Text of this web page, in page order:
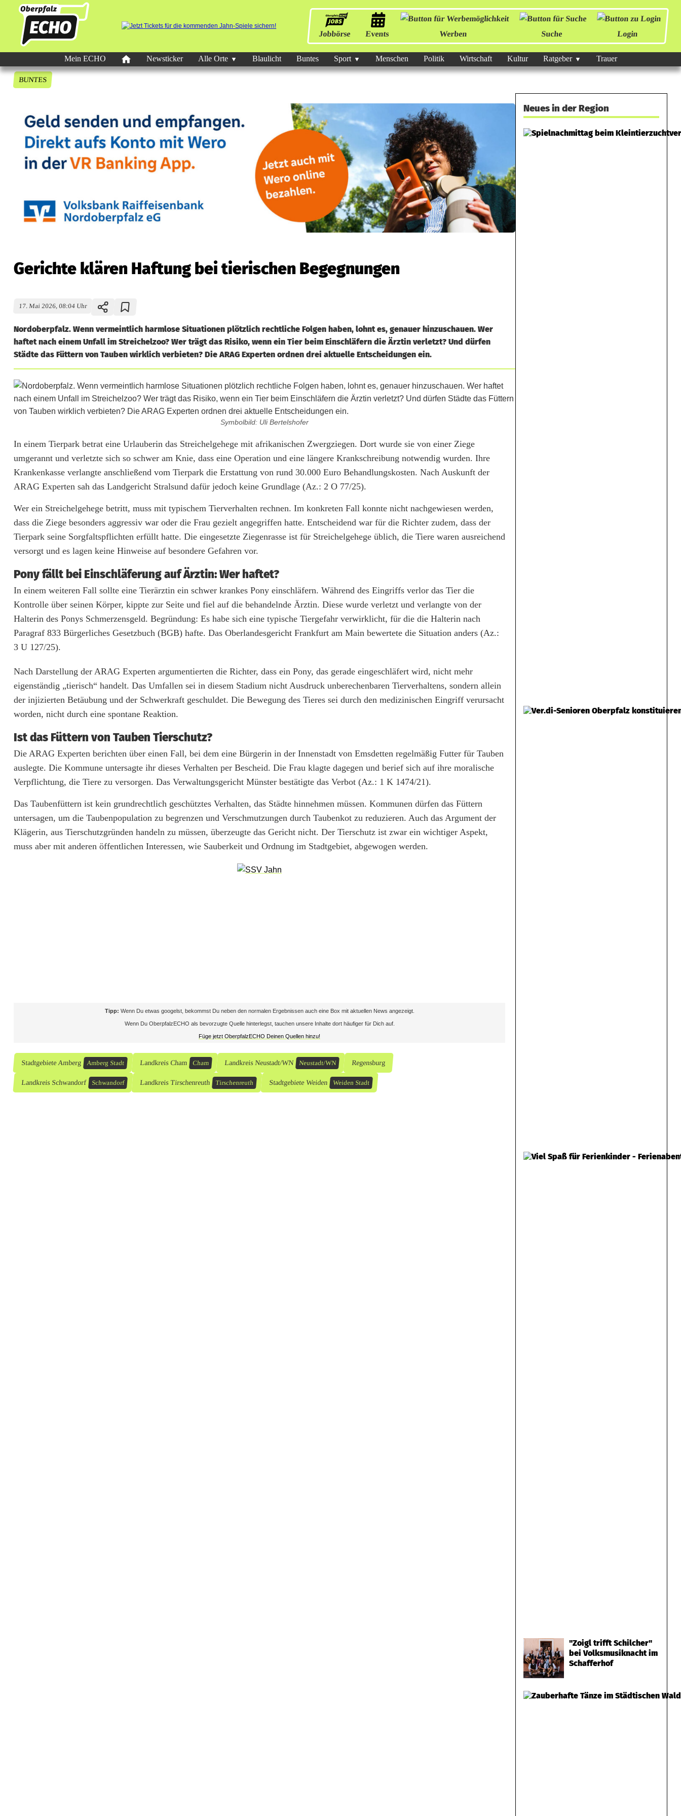
Jobbörse Events Werben Suche Login
Mein ECHO Newsticker Alle Orte Blaulicht Buntes Sport Menschen Politik Wirtschaft Kultur Ratgeber Trauer
BUNTES
Gerichte klären Haftung bei tierischen Begegnungen
17. Mai 2026, 08:04 Uhr
Nordoberpfalz. Wenn vermeintlich harmlose Situationen plötzlich rechtliche Folgen haben, lohnt es, genauer hinzuschauen. Wer
haftet nach einem Unfall im Streichelzoo? Wer trägt das Risiko, wenn ein Tier beim Einschläfern die Ärztin verletzt? Und dürfen
Städte das Füttern von Tauben wirklich verbieten? Die ARAG Experten ordnen drei aktuelle Entscheidungen ein.
Symbolbild: Uli Bertelshofer
G
e
r
i
c
h
e
k
l
ä
e
n
H
a
f
t
n
g
b
e
n
In einem Tierpark betrat eine Urlauberin das Streichelgehege mit afrikanischen Zwergziegen. Dort wurde sie von einer Ziege
umgerannt und verletzte sich so schwer am Knie, dass eine Operation und eine längere Krankschreibung notwendig wurden. Ihre
Krankenkasse verlangte anschließend vom Tierpark die Erstattung von rund 30.000 Euro Behandlungskosten. Nach Auskunft der
ARAG Experten sah das Landgericht Stralsund dafür jedoch keine Grundlage (Az.: 2 O 77/25).
Wer ein Streichelgehege betritt, muss mit typischem Tierverhalten rechnen. Im konkreten Fall konnte nicht nachgewiesen werden,
dass die Ziege besonders aggressiv war oder die Frau gezielt angegriffen hatte. Entscheidend war für die Richter zudem, dass der
Tierpark seine Sorgfaltspflichten erfüllt hatte. Die eingesetzte Ziegenrasse ist für Streichelgehege üblich, die Tiere waren ausreichend
versorgt und es lagen keine Hinweise auf besondere Gefahren vor.
Pony fällt bei Einschläferung auf Ärztin: Wer haftet?
In einem weiteren Fall sollte eine Tierärztin ein schwer krankes Pony einschläfern. Während des Eingriffs verlor das Tier die
Kontrolle über seinen Körper, kippte zur Seite und fiel auf die behandelnde Ärztin. Diese wurde verletzt und verlangte von der
Halterin des Ponys Schmerzensgeld. Begründung: Es habe sich eine typische Tiergefahr verwirklicht, für die die Halterin nach
Paragraf 833 Bürgerliches Gesetzbuch (BGB) hafte. Das Oberlandesgericht Frankfurt am Main bewertete die Situation anders (Az.:
3 U 127/25).
Nach Darstellung der ARAG Experten argumentierten die Richter, dass ein Pony, das gerade eingeschläfert wird, nicht mehr
eigenständig „tierisch“ handelt. Das Umfallen sei in diesem Stadium nicht Ausdruck unberechenbaren Tierverhaltens, sondern allein
der injizierten Betäubung und der Schwerkraft geschuldet. Die Bewegung des Tieres sei durch den medizinischen Eingriff verursacht
worden, nicht durch eine spontane Reaktion.
Ist das Füttern von Tauben Tierschutz?
Die ARAG Experten berichten über einen Fall, bei dem eine Bürgerin in der Innenstadt von Emsdetten regelmäßig Futter für Tauben
auslegte. Die Kommune untersagte ihr dieses Verhalten per Bescheid. Die Frau klagte dagegen und berief sich auf ihre moralische
Verpflichtung, die Tiere zu versorgen. Das Verwaltungsgericht Münster bestätigte das Verbot (Az.: 1 K 1474/21).
Das Taubenfüttern ist kein grundrechtlich geschütztes Verhalten, das Städte hinnehmen müssen. Kommunen dürfen das Füttern
untersagen, um die Taubenpopulation zu begrenzen und Verschmutzungen durch Taubenkot zu reduzieren. Auch das Argument der
Klägerin, aus Tierschutzgründen handeln zu müssen, überzeugte das Gericht nicht. Der Tierschutz ist zwar ein wichtiger Aspekt,
muss aber mit anderen öffentlichen Interessen, wie Sauberkeit und Ordnung im Stadtgebiet, abgewogen werden.
Tipp: Wenn Du etwas googelst, bekommst Du neben den normalen Ergebnissen auch eine Box mit aktuellen News angezeigt.
Wenn Du OberpfalzECHO als bevorzugte Quelle hinterlegst, tauchen unsere Inhalte dort häufiger für Dich auf.
Füge jetzt OberpfalzECHO Deinen Quellen hinzu!
Stadtgebiete Amberg Amberg Stadt Landkreis Cham Cham Landkreis Neustadt/WN Neustadt/WN Regensburg
Landkreis Schwandorf Schwandorf Landkreis Tirschenreuth Tirschenreuth Stadtgebiete Weiden Weiden Stadt
Neues in der Region
"Zoigl trifft Schilcher"
bei Volksmusiknacht im
Schafferhof